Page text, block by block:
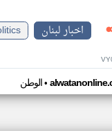
اخبار لبنان
الوطن•